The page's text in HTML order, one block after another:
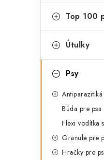
n
ý
a
ó
i
Top 100
Útulky
Psy
Búda pre psa
Flexi vodítka
Granule pre
Hračky pre